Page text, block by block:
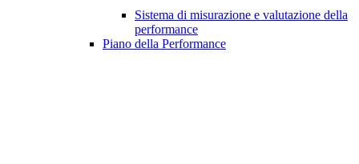
Sistema di misurazione e valutazione della
performance
Piano della Performance